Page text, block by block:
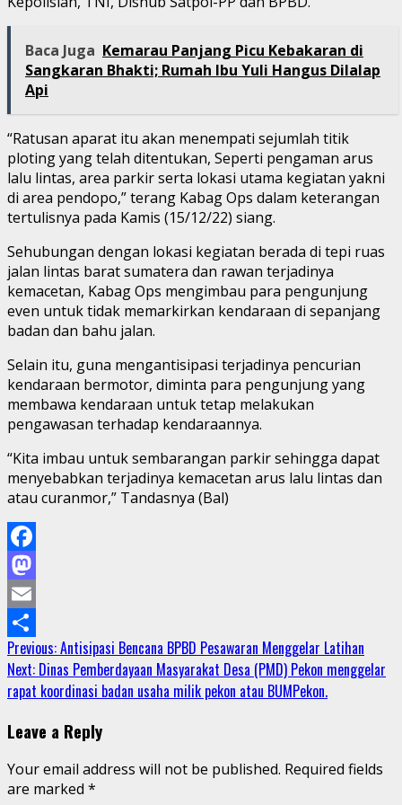
Baca Juga Kemarau Panjang Picu Kebakaran di
Sangkaran Bhakti; Rumah Ibu Yuli Hangus Dilalap
Api
“Ratusan aparat itu akan menempati sejumlah titik
ploting yang telah ditentukan, Seperti pengaman arus
lalu lintas, area parkir serta lokasi utama kegiatan yakni
di area pendopo,” terang Kabag Ops dalam keterangan
tertulisnya pada Kamis (15/12/22) siang.
Sehubungan dengan lokasi kegiatan berada di tepi ruas
jalan lintas barat sumatera dan rawan terjadinya
kemacetan, Kabag Ops mengimbau para pengunjung
even untuk tidak memarkirkan kendaraan di sepanjang
badan dan bahu jalan.
Selain itu, guna mengantisipasi terjadinya pencurian
kendaraan bermotor, diminta para pengunjung yang
membawa kendaraan untuk tetap melakukan
pengawasan terhadap kendaraannya.
“Kita imbau untuk sembarangan parkir sehingga dapat
menyebabkan terjadinya kemacetan arus lalu lintas dan
atau curanmor,” Tandasnya (Bal)
Facebook
Mastodon
Email
Share
Continue
Reading
Previous:Antisipasi Bencana BPBD Pesawaran Menggelar Latihan
Next: Dinas Pemberdayaan Masyarakat Desa (PMD) Pekon menggelar
rapat koordinasi badan usaha milik pekon atau BUMPekon.
Leave a Reply
Your email address will not be published. Required fields
are marked *